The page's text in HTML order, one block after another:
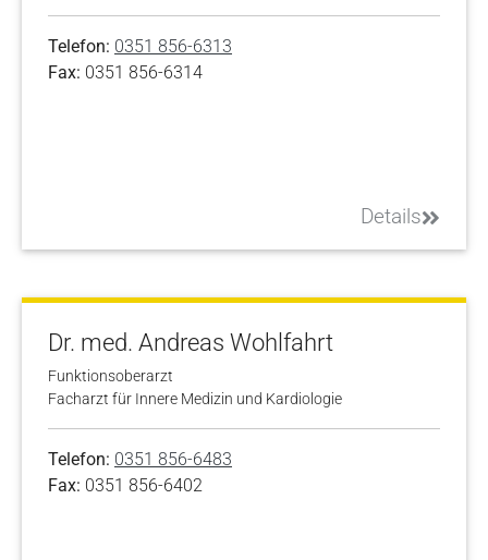
Telefon: 0351 856-6313
Fax: 0351 856-6314
Details
Dr. med. Andreas Wohlfahrt
Funktionsoberarzt
Facharzt für Innere Medizin und Kardiologie
Telefon: 0351 856-6483
Fax: 0351 856-6402